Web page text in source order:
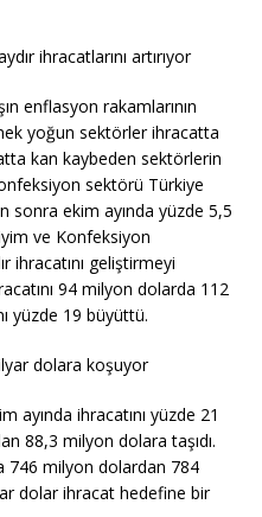
ihracatlarını artırıyor
enflasyon rakamlarının
yoğun sektörler ihracatta
kan kaybeden sektörlerin
sektörü Türkiye
sonra ekim ayında yüzde 5,5
ve Konfeksiyon
ihracatını geliştirmeyi
94 milyon dolarda 112
yüzde 19 büyüttü.
dolara koşuyor
ayında ihracatını yüzde 21
88,3 milyon dolara taşıdı.
746 milyon dolardan 784
dolar ihracat hedefine bir